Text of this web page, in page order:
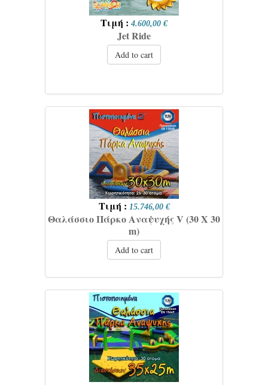
Τιμή : 4.600,00 €
Jet Ride
Add to cart
Τιμή : 15.746,00 €
Θαλάσσιο Πάρκο Αναψυχής V (30 Χ 30
m)
Add to cart